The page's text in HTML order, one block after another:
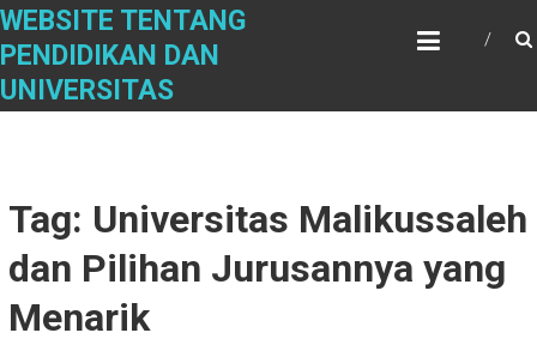
Skip
content
WEBSITE TENTANG
PENDIDIKAN DAN
UNIVERSITAS
Tag: Universitas Malikussaleh
dan Pilihan Jurusannya yang
Menarik